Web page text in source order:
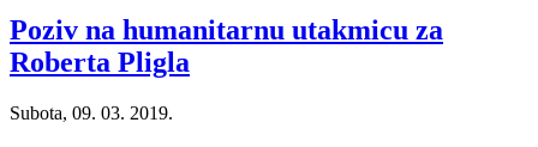
Poziv na humanitarnu utakmicu za
Roberta Pligla
Subota, 09. 03. 2019.